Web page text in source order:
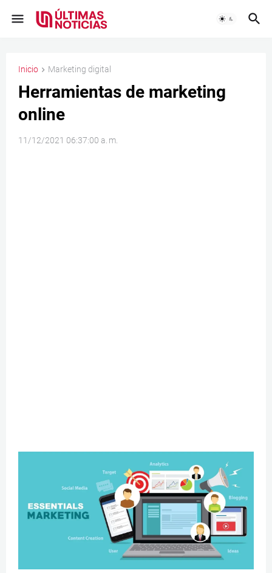
Inicio Marketing digital
Herramientas de marketing
online
11/12/2021 06:37:00 a. m.